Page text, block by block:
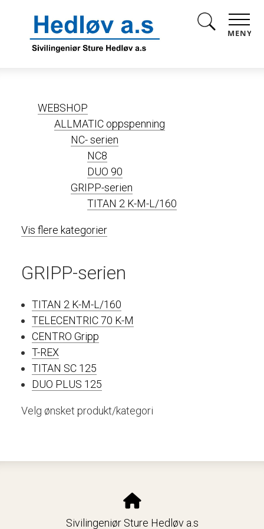
MENY
WEBSHOP
ALLMATIC oppspenning
NC- serien
NC8
DUO 90
GRIPP-serien
TITAN 2 K-M-L/160
Vis flere kategorier
GRIPP-serien
TITAN 2 K-M-L/160
TELECENTRIC 70 K-M
CENTRO Gripp
T-REX
TITAN SC 125
DUO PLUS 125
Velg ønsket produkt/kategori
Sivilingeniør Sture Hedløv a.s